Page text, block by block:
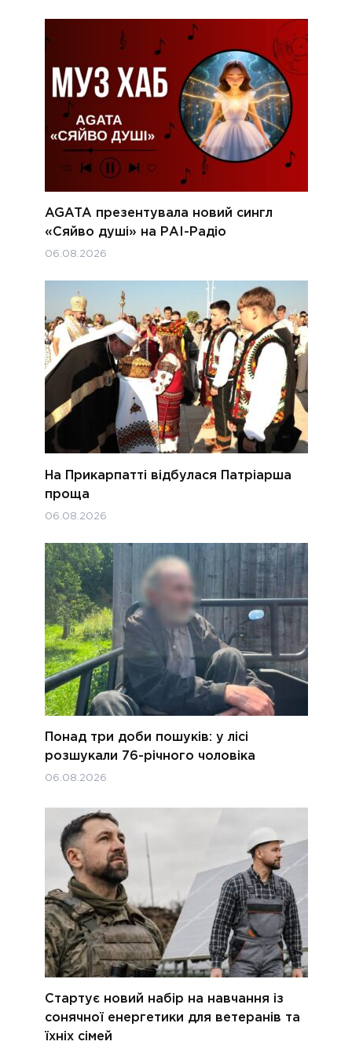
AGATA презентувала новий сингл
«Сяйво душі» на РАІ-Радіо
06.08.2026
На Прикарпатті відбулася Патріарша
проща
06.08.2026
Понад три доби пошуків: у лісі
розшукали 76-річного чоловіка
06.08.2026
Стартує новий набір на навчання із
сонячної енергетики для ветеранів та
їхніх сімей